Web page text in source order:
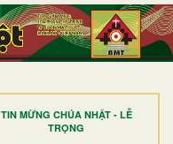
TIN MỪNG CHÚA NHẬT - LỄ
TRỌNG